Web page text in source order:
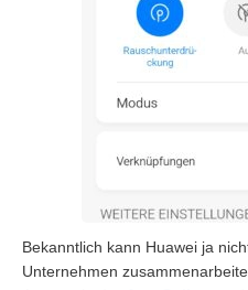
Bekanntlich kann Huawei ja
Unternehmen